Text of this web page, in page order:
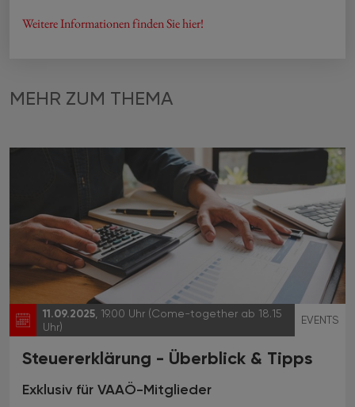
Weitere Informationen finden Sie hier!
MEHR ZUM THEMA
11.09.2025, 19.00 Uhr (Come-together ab 18.15
Uhr)
EVENTS
Steuererklärung - Überblick & Tipps
Exklusiv für VAAÖ-Mitglieder